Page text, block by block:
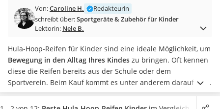
Kinderschubkarre
Babyschlafsack
Babyphone
Treppenschutzgitter
Kindersitz ab 4 Jahren
Kinderroller 3 Räder
Ferngesteuertes Auto
Von:Caroline H.
Redakteurin
schreibt über:Sportgeräte & Zubehör für Kinder
Lektorin: Nele B.
Hula-Hoop-Reifen für Kinder sind eine ideale Möglichkeit, um
Bewegung in den Alltag Ihres Kindes zu bringen. Oft kennen
diese die Reifen bereits aus der Schule oder dem
Sportverein. Beim Kauf kommt es unter anderem darauf an,
wie vertraut Ihr Kindbereits im Umgang mit einem Hula-
Hoop-Reifen ist. Weiter führen Tests im Internet an, dass die